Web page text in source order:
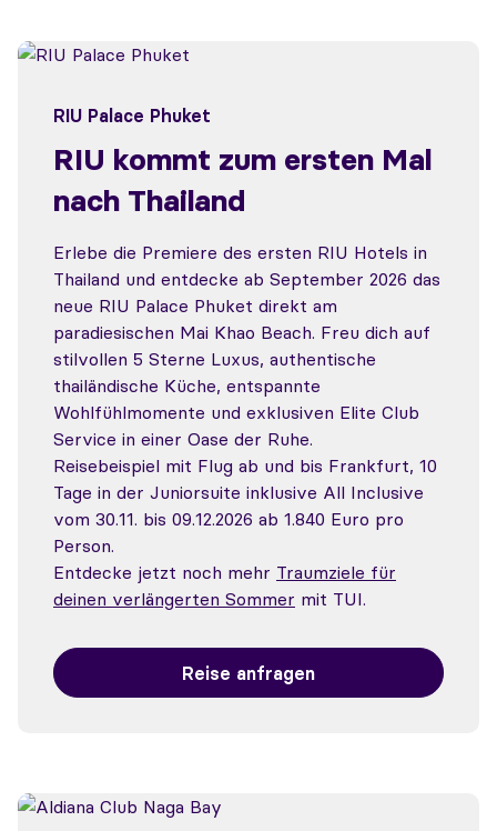
RIU Palace Phuket
RIU kommt zum ersten Mal
nach Thailand
Erlebe die Premiere des ersten RIU Hotels in
Thailand und entdecke ab September 2026 das
neue RIU Palace Phuket direkt am
paradiesischen Mai Khao Beach. Freu dich auf
stilvollen 5 Sterne Luxus, authentische
thailändische Küche, entspannte
Wohlfühlmomente und exklusiven Elite Club
Service in einer Oase der Ruhe.
Reisebeispiel mit Flug ab und bis Frankfurt, 10
Tage in der Juniorsuite inklusive All Inclusive
vom 30.11. bis 09.12.2026 ab 1.840 Euro pro
Person.
Entdecke jetzt noch mehr Traumziele für
deinen verlängerten Sommer mit TUI.
Reise anfragen